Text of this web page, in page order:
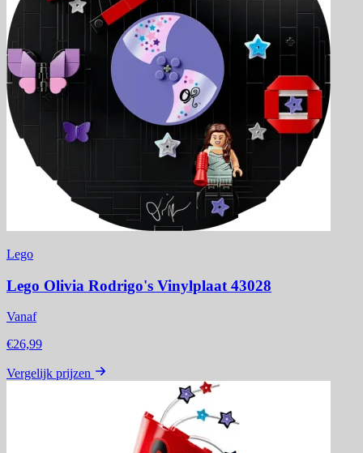
Lego
Lego Olivia Rodrigo's Vinylplaat 43028
Vanaf
€26,99
Vergelijk prijzen